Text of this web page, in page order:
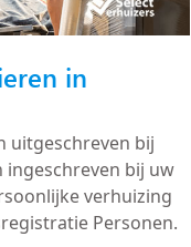
in
uitgeschreven bij
bij uw
verhuizing
Personen.